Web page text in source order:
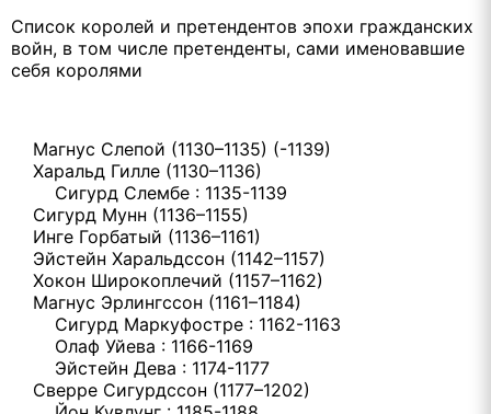
Список королей и претендентов эпохи гражданских
войн, в том числе претенденты, сами именовавшие
себя королями
Магнус Слепой (1130–1135) (-1139)
Харальд Гилле (1130–1136)
Сигурд Слембе : 1135-1139
Сигурд Мунн (1136–1155)
Инге Горбатый (1136–1161)
Эйстейн Харальдссон (1142–1157)
Хокон Широкоплечий (1157–1162)
Магнус Эрлингссон (1161–1184)
Сигурд Маркуфостре : 1162-1163
Олаф Уйева : 1166-1169
Эйстейн Дева : 1174-1177
Сверре Сигурдссон (1177–1202)